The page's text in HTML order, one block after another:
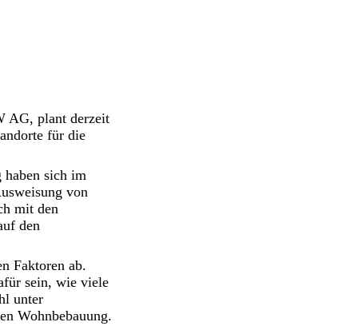
AG, plant derzeit
für die
haben sich im
von
mit den
den
Faktoren ab.
sein, wie viele
unter
Wohnbebauung.